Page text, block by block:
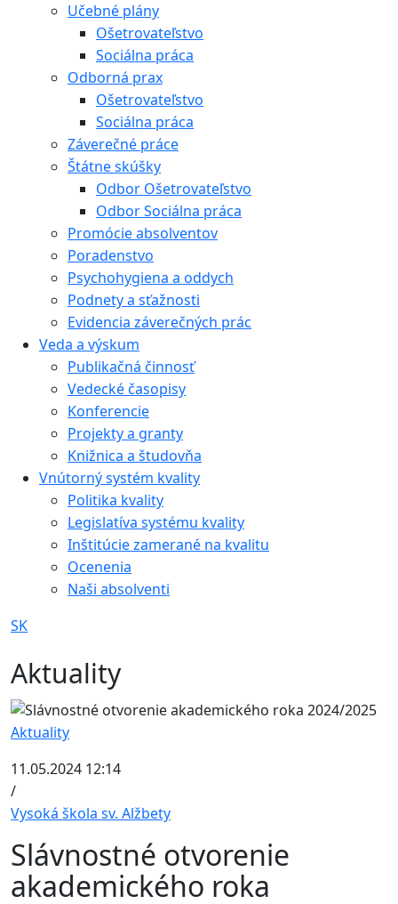
Učebné plány
Ošetrovateľstvo
Sociálna práca
Odborná prax
Ošetrovateľstvo
Sociálna práca
Záverečné práce
Štátne skúšky
Odbor Ošetrovateľstvo
Odbor Sociálna práca
Promócie absolventov
Poradenstvo
Psychohygiena a oddych
Podnety a sťažnosti
Evidencia záverečných prác
Veda a výskum
Publikačná činnosť
Vedecké časopisy
Konferencie
Projekty a granty
Knižnica a študovňa
Vnútorný systém kvality
Politika kvality
Legislatíva systému kvality
Inštitúcie zamerané na kvalitu
Ocenenia
Naši absolventi
SK
Aktuality
Aktuality
11.05.2024 12:14
/
Vysoká škola sv. Alžbety
Slávnostné otvorenie
akademického roka